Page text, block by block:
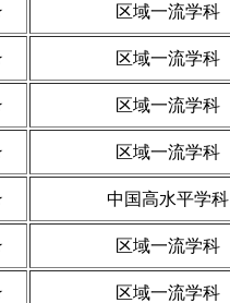
区域一流学科
区域一流学科
区域一流学科
区域一流学科
中国高水平学科
区域一流学科
区域一流学科